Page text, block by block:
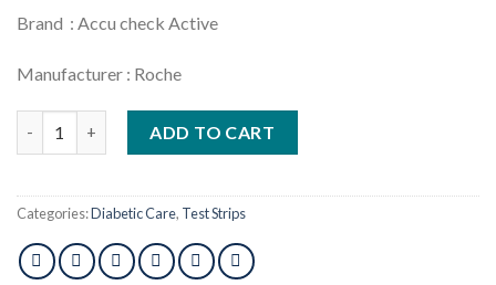
Brand : Accu check Active
Manufacturer : Roche
ADD TO CART
Categories:Diabetic Care, Test Strips